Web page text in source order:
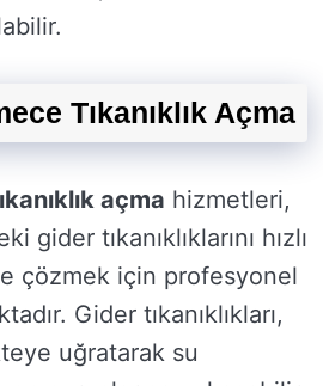
Tıkanıklık Açma
açma hizmetleri,
gider tıkanıklıklarını hızlı
çözmek için profesyonel
Gider tıkanıklıkları,
uğratarak su